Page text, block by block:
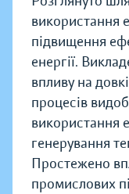
використання
підвищення
енергії.
впливу на
процесів
використання
генерування
Простежено
промислових